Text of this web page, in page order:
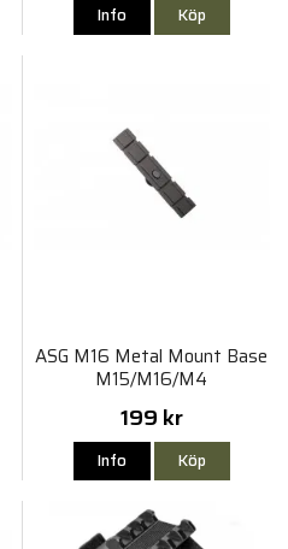
Info Köp
ASG M16 Metal Mount Base
M15/M16/M4
199 kr
Info Köp